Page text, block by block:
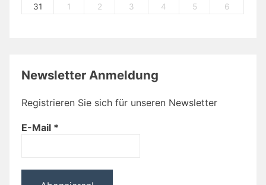
31
1 2 3 4 5 6
Newsletter Anmeldung
Registrieren Sie sich für unseren Newsletter
E-Mail *